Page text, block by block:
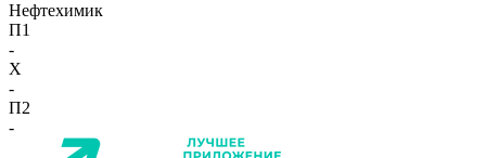
Нефтехимик
П1
-
X
-
П2
-